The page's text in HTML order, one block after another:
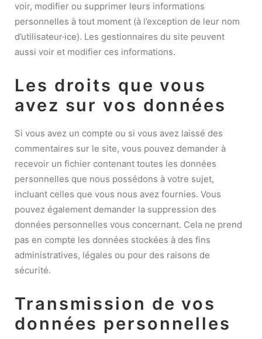
voir, modifier ou supprimer leurs informations
personnelles à tout moment (à l’exception de leur nom
d’utilisateur·ice). Les gestionnaires du site peuvent
aussi voir et modifier ces informations.
Les droits que vous
avez sur vos données
Si vous avez un compte ou si vous avez laissé des
commentaires sur le site, vous pouvez demander à
recevoir un fichier contenant toutes les données
personnelles que nous possédons à votre sujet,
incluant celles que vous nous avez fournies. Vous
pouvez également demander la suppression des
données personnelles vous concernant. Cela ne prend
pas en compte les données stockées à des fins
administratives, légales ou pour des raisons de
sécurité.
Transmission de vos
données personnelles